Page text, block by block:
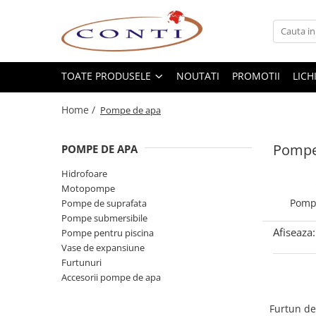
Toate Produsele
Casa si Gradina
Utilaje pentru gradina si accesorii
Atomizoare si Pulverizatoare
Drujbe si fierastraie cu lant
Fierastraie pentru busteni
Foarfeci de gradina
Masini de tuns iarba si accesorii
Motocoase si accesorii
Motocositori
Motosape si Motocultoare
Motoburghie
TOATE PRODUSELE NOUTATI PROMOTII
Home / Pompe de apa
POMPE DE APA
Hidrofoare
Motopompe
Pompe de suprafata
Pompe submersibile
Pompe pentru piscina
Vase de expansiune
Furtunuri
Accesorii pompe de apa
Afiseaza:
Furtun